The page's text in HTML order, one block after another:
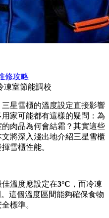
修攻略
凍室節能調校
星雪櫃的溫度設定直接影響
家可能都有這樣的疑問：為
肉品為何會結霜？其實這些
將深入淺出地介紹三星雪櫃
雪櫃性能。
溫度應設定在3°C ，而冷凍
這個溫度區間能夠確保食物
標準。